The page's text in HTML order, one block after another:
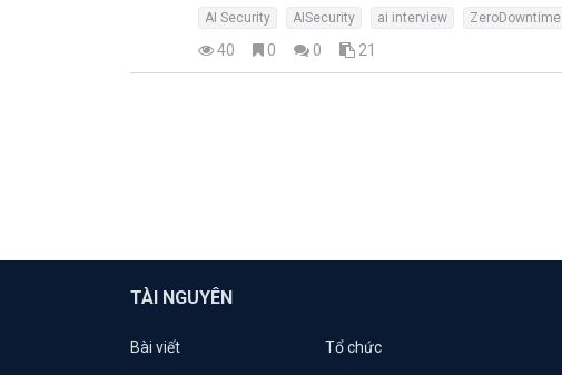
AI Security
AISecurity ai interview ZeroDowntime
40 0 0 21
TÀI NGUYÊN
Bài viết Tổ chức